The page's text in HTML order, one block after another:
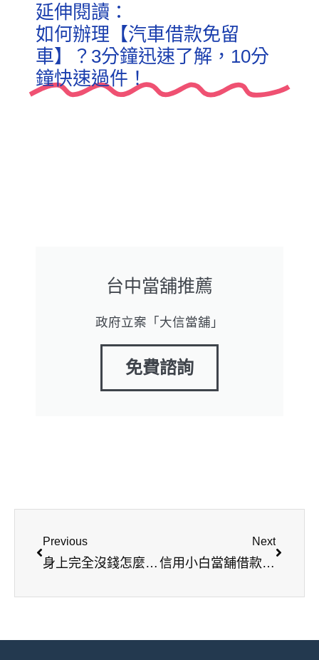
延伸閱讀：
如何辦理【汽車借款免留
車】？3分鐘迅速了解，10分
鐘快速過件！
台中當舖推薦
政府立案「大信當舖」
免費諮詢
Previous
身上完全沒錢怎麼辦？靠5招取得現金!
Next
信用小白當舖借款完全不刁難，條件技巧全看這篇